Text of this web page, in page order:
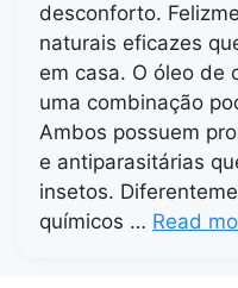
desconforto.
naturais eficazes
em casa. O óleo de
uma combinação
Ambos possuem
e antiparasitárias
insetos.
químicos … Read